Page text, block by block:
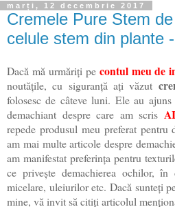
marți, 12 decembrie 2017
Cremele Pure Stem
celule stem din plante
Dacă mă urmăriți pe contul meu de
noutățile, cu siguranță ați văzut
folosesc de câteve luni. Ele au
demachiant despre care am scris
repede produsul meu preferat pentru
am mai multe articole despre
am manifestat preferința pentru
ce privește demachierea ochilor, în
micelare, uleiurilor etc. Dacă sunteți
mine, vă invit să citiți articolul